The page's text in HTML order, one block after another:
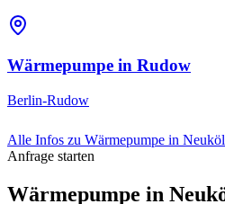
Wärmepumpe in Rudow
Berlin-Rudow
Alle Infos zu Wärmepumpe in
Anfrage starten
Wärmepumpe in